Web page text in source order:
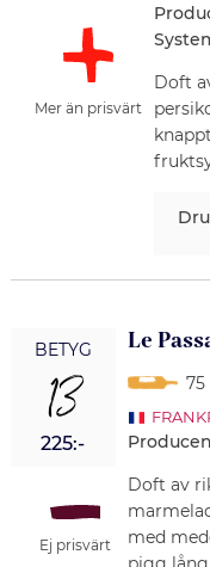
Mer än prisvärt
Doft
BETYG
13
225:-
Ej prisvärt
Le
75
Doft av
med